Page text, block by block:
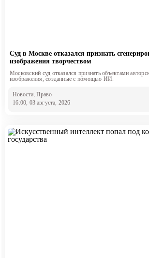
Суд в Москве отказался признать
изображения творчеством
Московский суд отказался признать объектами
изображения, созданные с помощью ИИ.
Новости , Право
16:00, 03 августа, 2026